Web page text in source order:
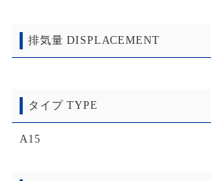
排気量 DISPLACEMENT
タイプ TYPE
A15